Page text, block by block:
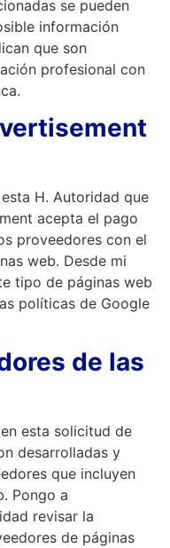
se pueden
información
que son
profesional con
H. Autoridad que
acepta el pago
proveedores con el
web. Desde mi
tipo de páginas web
políticas de Google
de las
esta solicitud de
desarrolladas y
que incluyen
Pongo a
revisar la
de páginas